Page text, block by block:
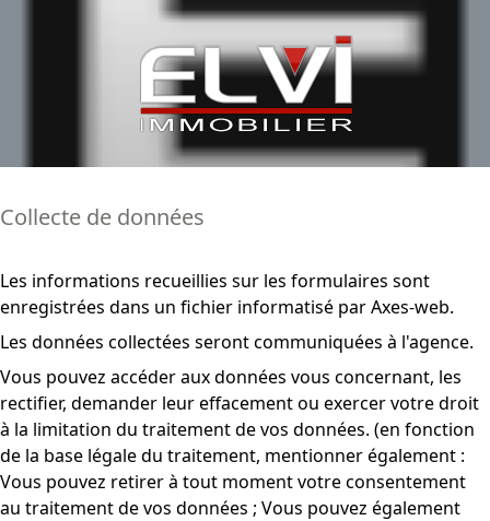
Collecte de données
Les informations recueillies sur les formulaires sont
enregistrées dans un fichier informatisé par Axes-web.
Les données collectées seront communiquées à l'agence.
Vous pouvez accéder aux données vous concernant, les
rectifier, demander leur effacement ou exercer votre droit
à la limitation du traitement de vos données. (en fonction
de la base légale du traitement, mentionner également :
Vous pouvez retirer à tout moment votre consentement
au traitement de vos données ; Vous pouvez également